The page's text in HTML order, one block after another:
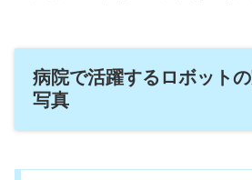
病院で活躍するロボット
写真